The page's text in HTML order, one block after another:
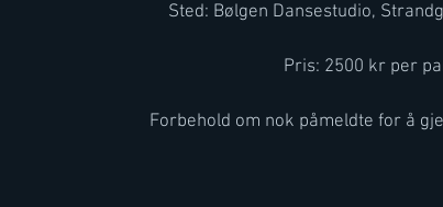
Sted: Bølgen Dansestudio,
Pris: 2500 kr per
Forbehold om nok påmeldte for å